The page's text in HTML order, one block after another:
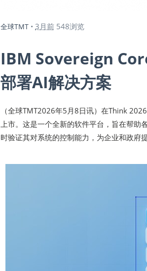
全球TMT • 3月前 548浏览
IBM Sovereign
部署AI解决方案
（全球TMT2026年5月8日讯）在Think
上市。这是一个全新的软件平台，旨在帮助
时验证其对系统的控制能力，为企业和政府